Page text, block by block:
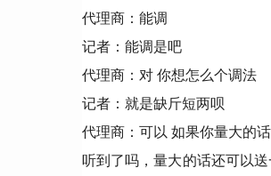
代理商：能调
记者：能调是吧
代理商：对 你想怎么个调法
记者：就是缺斤短两呗
代理商：可以 如果你量大的
听到了吗，量大的话还可以